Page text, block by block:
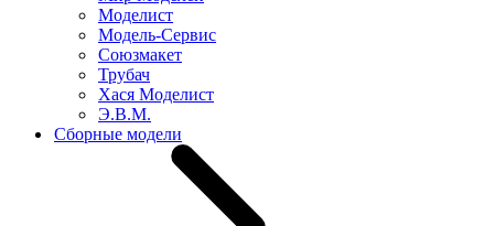
Моделист
Модель-Сервис
Союзмакет
Трубач
Хася Моделист
Э.В.М.
Сборные модели